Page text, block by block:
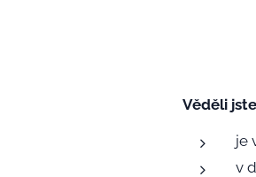
Věděli
je
v